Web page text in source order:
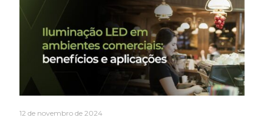
12 de novembro de 2024